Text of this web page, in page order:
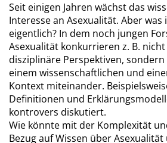
Seit einigen Jahren wächst das
Interesse an Asexualität. Aber was
eigentlich? In dem noch jungen
Asexualität konkurrieren z. B.
disziplinäre Perspektiven, sondern
einem wissenschaftlichen und
Kontext miteinander.
Definitionen und
kontrovers diskutiert.
Wie könnte mit der Komplexität
Bezug auf Wissen über